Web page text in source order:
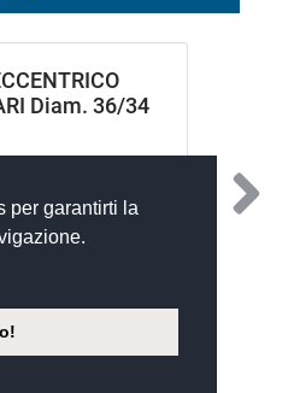
per garantirti la
Diam. 36/34